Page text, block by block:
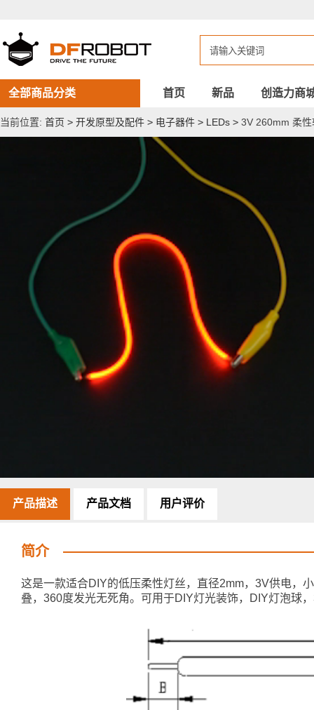
性
软
灯
丝
（红
色）
全部商品分类 首页 新品 创造力商
当前位置: 首页 > 开发原型及配件 > 电子器件 > LEDs > 3V 260mm 柔
产品描述 产品文档 用户评价
简介
这是一款适合DIY的低压柔性灯丝，直径2mm，3V供电，
叠，360度发光无死角。可用于DIY灯光装饰，DIY灯泡球